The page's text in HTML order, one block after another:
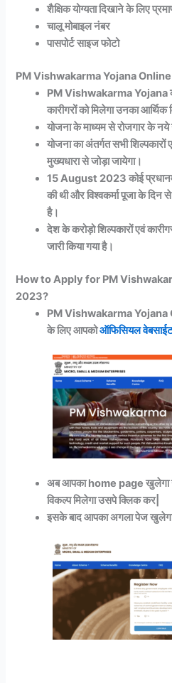
शैक्षिक योग्यता दिखाने के लिए
चालू मोबाइल नंबर
पासपोर्ट साइज फोटो
PM Vishwakarma Yojana
PM Vishwakarma Yojana
कारीगरों को मिलेगा उनका
योजना के माध्यम से रोजगार के
योजना का अंतर्गत सभी
मुख्यधारा से जोड़ा जायेगा।
15 August 2023 कोई
की थी और विश्वकर्मा पूजा के
है।
देश के करोड़ो शिल्पकारों एवं
जारी किया गया है।
How to Apply for PM
2023?
PM Vishwakarma
के लिए आपकोऑफिसियल
अब आपका home page
विकल्प मिलेगा उसपे क्लिक कर|
इसके बाद आपका अगला पेज